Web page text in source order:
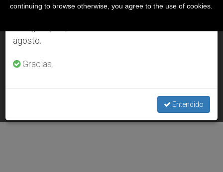
ÚLTIMAS NOTICIAS
El papa Francisco sugirió un 'Patio de los Gentiles' sobre
OCT 14, 2013 00:00
agosto.
Gracias.
Entendido
continuing to browse otherwise, you agree to the use of cookies.